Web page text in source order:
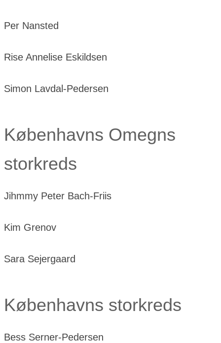
Per Nansted
Rise Annelise Eskildsen
Simon Lavdal-Pedersen
Københavns Omegns
storkreds
Jihmmy Peter Bach-Friis
Kim Grenov
Sara Sejergaard
Københavns storkreds
Bess Serner-Pedersen